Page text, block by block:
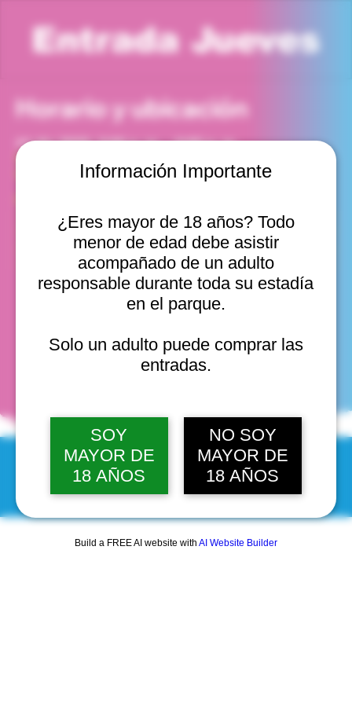
Información Importante
¿Eres mayor de 18 años? Todo
menor de edad debe asistir
acompañado de un adulto
responsable durante toda su estadía
en el parque.
Solo un adulto puede comprar las
entradas.
SOY
MAYOR DE
18 AÑOS
NO SOY
MAYOR DE
18 AÑOS
Build a FREE AI website with AI Website Builder
Entrada Jueves
Horario y ubicación
11 dic 2025, 5:00 p. m. – 6:00 p. m.
Viña del Mar, Cam. Internacional 2440, Viña del Mar,
Valparaíso, Chile
jue, 13 ago, 10:00 a. m.
jue, 13 ago, 11:00 a. m.
jue, 13 ago, 12:00 p. m.
Ver 10
fechas
© 2025 by Scantastic.